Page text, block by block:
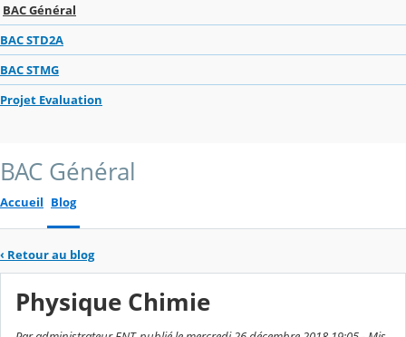
BAC Général
BAC STD2A
BAC STMG
Projet Evaluation
BAC Général
Accueil Blog
‹ Retour au blog
Physique Chimie